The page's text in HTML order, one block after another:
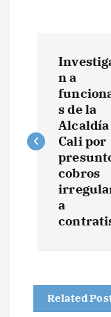
e
n a
s de la
Alcaldía
Cali por
cobros
a
Related